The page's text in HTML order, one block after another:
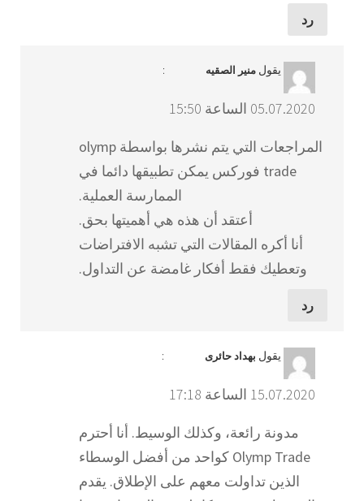
رد
يقول منير الصقيه :
05.07.2020 الساعة 15:50
المراجعات التي يتم نشرها بواسطة olymp
trade فوركس يمكن تطبيقها دائما في
الممارسة العملية.
أعتقد أن هذه هي أهميتها بحق.
أنا أكره المقالات التي تشبه الافتراضات
وتعطيك فقط أفكار غامضة عن التداول.
رد
يقول بهداد حائری :
15.07.2020 الساعة 17:18
مدونة رائعة، وكذلك الوسيط. أنا أحترم
Olymp Trade كواحد من أفضل الوسطاء
الذين تداولت معهم على الإطلاق. يقدم